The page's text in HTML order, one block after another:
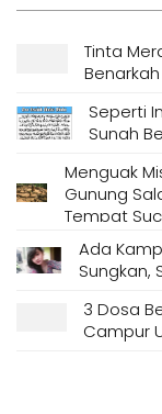
Tinta
Seperti
Sunah
Menguak
Gunung
Tempat
Ada
Sungkan,
3 Dosa
Campur